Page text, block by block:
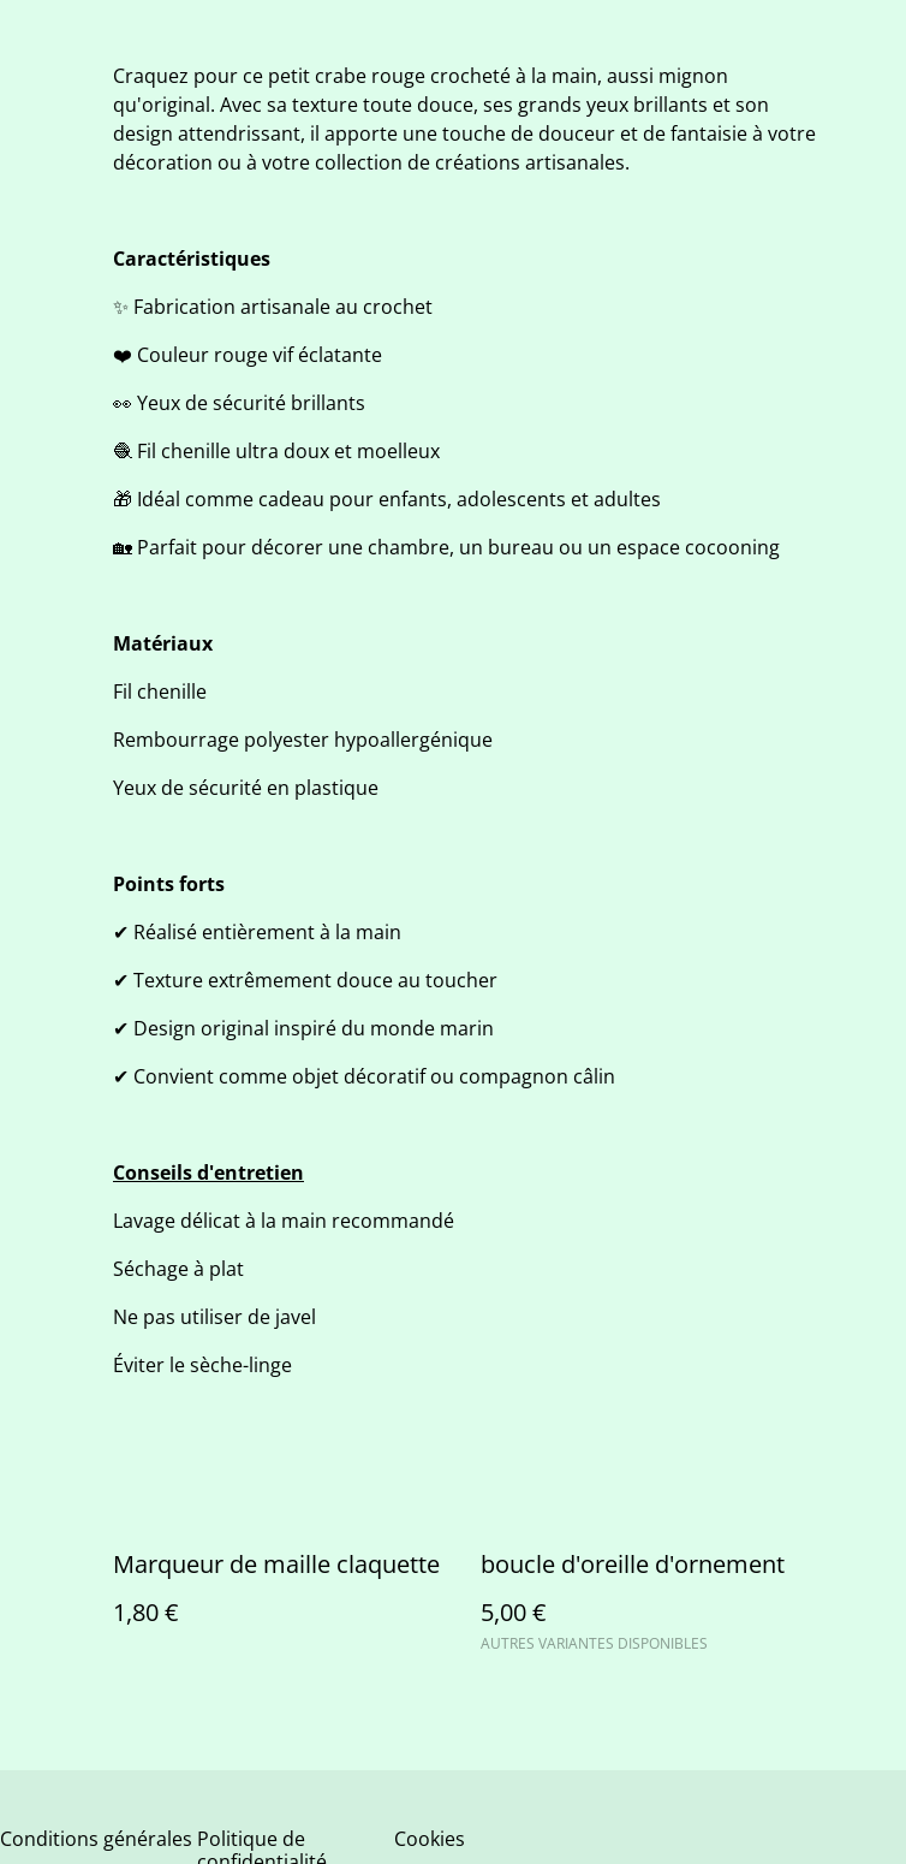
Craquez pour ce petit crabe rouge crocheté à la main, aussi mignon
qu'original. Avec sa texture toute douce, ses grands yeux brillants et son
design attendrissant, il apporte une touche de douceur et de fantaisie à votre
décoration ou à votre collection de créations artisanales.
Caractéristiques
✨ Fabrication artisanale au crochet
❤️ Couleur rouge vif éclatante
👀 Yeux de sécurité brillants
🧶 Fil chenille ultra doux et moelleux
🎁 Idéal comme cadeau pour enfants, adolescents et adultes
🏡 Parfait pour décorer une chambre, un bureau ou un espace cocooning
Matériaux
Fil chenille
Rembourrage polyester hypoallergénique
Yeux de sécurité en plastique
Points forts
✔ Réalisé entièrement à la main
✔ Texture extrêmement douce au toucher
✔ Design original inspiré du monde marin
✔ Convient comme objet décoratif ou compagnon câlin
Conseils d'entretien
Lavage délicat à la main recommandé
Séchage à plat
Ne pas utiliser de javel
Éviter le sèche-linge
Marqueur de maille claquette
1,80 €
boucle d'oreille d'ornement
5,00 €
AUTRES VARIANTES DISPONIBLES
Conditions générales Politique de
Cookies